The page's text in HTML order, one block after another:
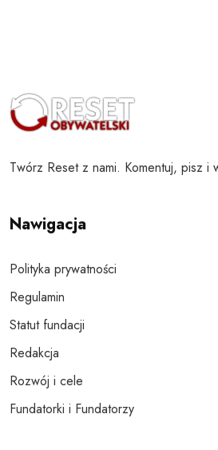
Twórz Reset z nami. Komentuj, pisz i
Nawigacja
Polityka prywatności
Regulamin
Statut fundacji
Redakcja
Rozwój i cele
Fundatorki i Fundatorzy